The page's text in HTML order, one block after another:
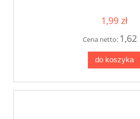
1,99 zł
Cena netto: 1,62
do koszyka